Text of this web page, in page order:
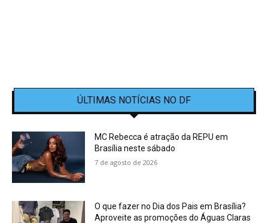
ÚLTIMAS NOTÍCIAS NO DF
MC Rebecca é atração da REPU em
Brasília neste sábado
7 de agosto de 2026
O que fazer no Dia dos Pais em Brasília?
Aproveite as promoções do Águas Claras